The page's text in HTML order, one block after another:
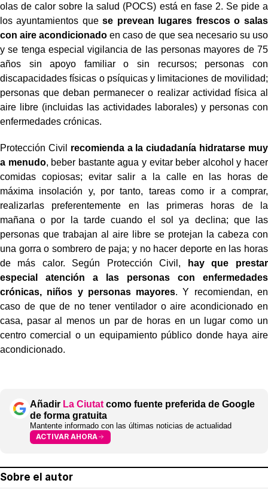
olas de calor sobre la salud (POCS) está en fase 2. Se pide a
los ayuntamientos quese prevean lugares frescos o salas
con aire acondicionado en caso de que sea necesario su uso
y se tenga especial vigilancia de las personas mayores de 75
años sin apoyo familiar o sin recursos; personas con
discapacidades físicas o psíquicas y limitaciones de movilidad;
personas que deban permanecer o realizar actividad física al
aire libre (incluidas las actividades laborales) y personas con
enfermedades crónicas.
Protección Civil recomienda a la ciudadanía hidratarse muy
a menudo, beber bastante agua y evitar beber alcohol y hacer
comidas copiosas; evitar salir a la calle en las horas de
máxima insolación y, por tanto, tareas como ir a comprar,
realizarlas preferentemente en las primeras horas de la
mañana o por la tarde cuando el sol ya declina; que las
personas que trabajan al aire libre se protejan la cabeza con
una gorra o sombrero de paja; y no hacer deporte en las horas
de más calor. Según Protección Civil,
hay que prestar
especial atención a las personas con enfermedades
crónicas, niños y personas mayores. Y recomiendan, en
caso de que de no tener ventilador o aire acondicionado en
casa, pasar al menos un par de horas en un lugar como un
centro comercial o un equipamiento público donde haya aire
acondicionado.
Añadir La Ciutat como fuente preferida de Google
de forma gratuita
Mantente informado con las últimas noticias de actualidad
ACTIVAR AHORA
Sobre el autor